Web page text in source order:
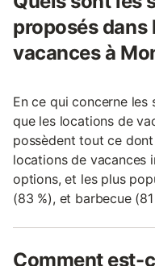
proposés dans
vacances à
En ce qui concerne les
que les locations de
possèdent tout ce
locations de vacances
options, et les plus
(83 %), et barbecue
Comment est-